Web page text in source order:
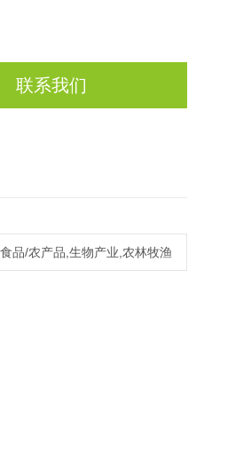
联系我们
品/农产品,生物产业,农林牧渔